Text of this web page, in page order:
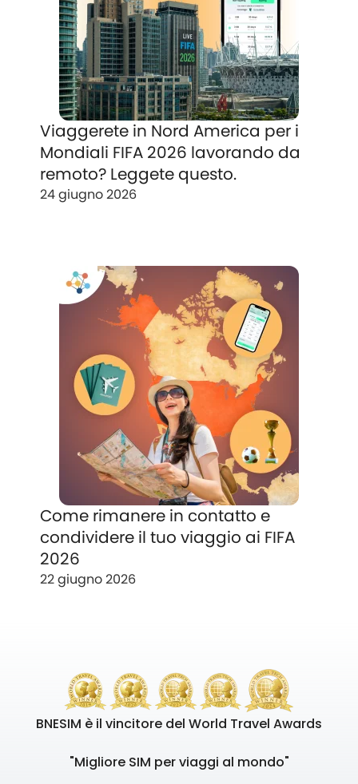
Viaggerete in Nord America per i
Mondiali FIFA 2026 lavorando da
remoto? Leggete questo.
24 giugno 2026
Come rimanere in contatto e
condividere il tuo viaggio ai FIFA
2026
22 giugno 2026
BNESIM è il vincitore del World Travel Awards
"Migliore SIM per viaggi al mondo"